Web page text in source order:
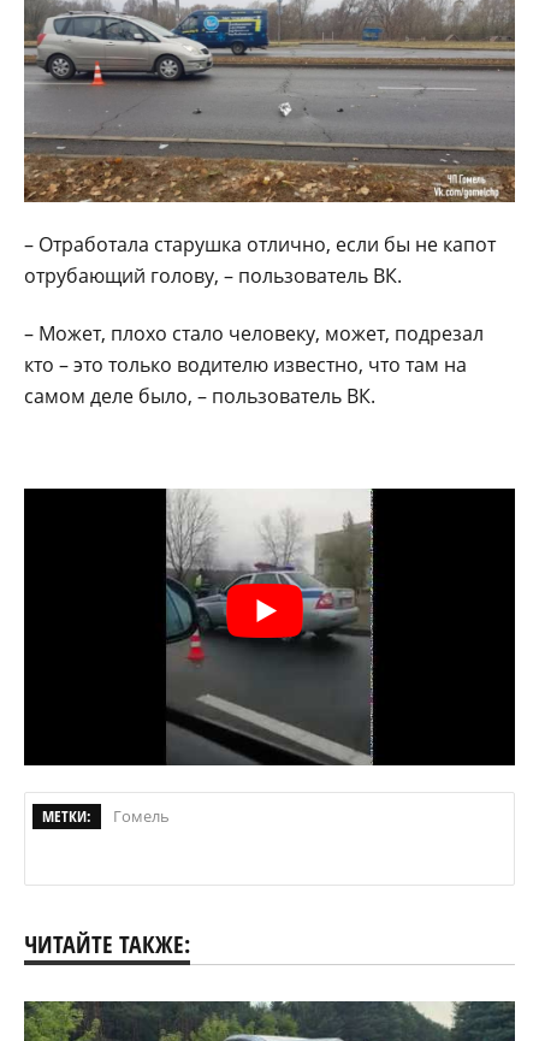
– Отработала старушка отлично, если бы не капот
отрубающий голову, – пользователь ВК.
– Может, плохо стало человеку, может, подрезал
кто – это только водителю известно, что там на
самом деле было, – пользователь ВК.
МЕТКИ: Гомель
ЧИТАЙТЕ ТАКЖЕ: